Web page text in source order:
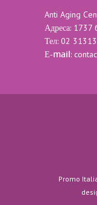
Anti Aging
Адреса: 1737
Тел: 02
Е-mail:
Promo